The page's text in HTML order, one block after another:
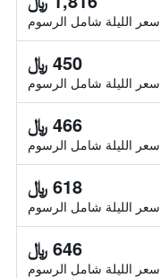
سعر الليلة شامل الرسوم
450 ﷼
سعر الليلة شامل الرسوم
466 ﷼
سعر الليلة شامل الرسوم
618 ﷼
سعر الليلة شامل الرسوم
646 ﷼
سعر الليلة شامل الرسوم